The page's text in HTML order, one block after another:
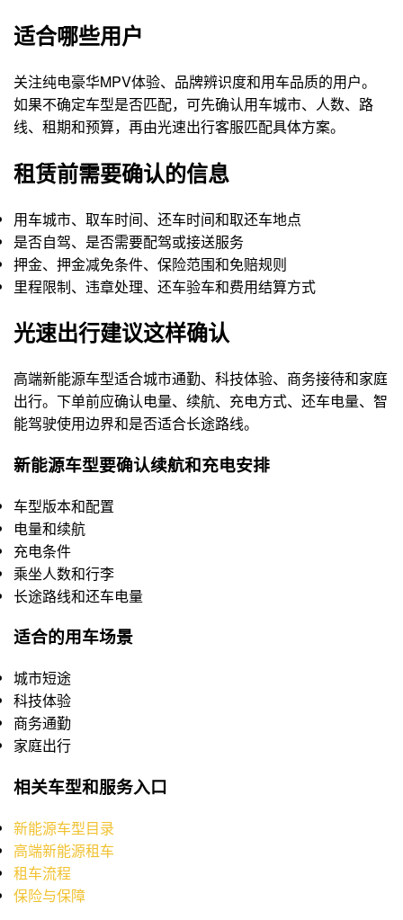
适合哪些用户
关注纯电豪华MPV体验、品牌辨识度和用车品质的用户。
如果不确定车型是否匹配，可先确认用车城市、人数、路
线、租期和预算，再由光速出行客服匹配具体方案。
租赁前需要确认的信息
用车城市、取车时间、还车时间和取还车地点
是否自驾、是否需要配驾或接送服务
押金、押金减免条件、保险范围和免赔规则
里程限制、违章处理、还车验车和费用结算方式
光速出行建议这样确认
高端新能源车型适合城市通勤、科技体验、商务接待和家庭
出行。下单前应确认电量、续航、充电方式、还车电量、智
能驾驶使用边界和是否适合长途路线。
新能源车型要确认续航和充电安排
车型版本和配置
电量和续航
充电条件
乘坐人数和行李
长途路线和还车电量
适合的用车场景
城市短途
科技体验
商务通勤
家庭出行
相关车型和服务入口
新能源车型目录
高端新能源租车
租车流程
保险与保障